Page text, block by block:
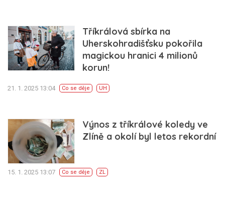
Tříkrálová sbírka na
Uherskohradišťsku pokořila
magickou hranici 4 milionů
korun!
21. 1. 2025 13:04 Co se děje UH
Výnos z tříkrálové koledy ve
Zlíně a okolí byl letos rekordní
15. 1. 2025 13:07 Co se děje ZL